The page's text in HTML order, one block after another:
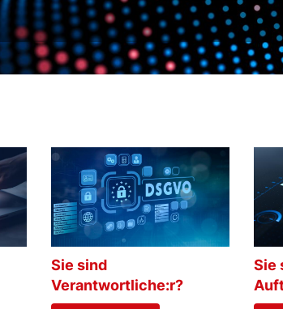
Sie sind
Verantwortliche:r?
Sie